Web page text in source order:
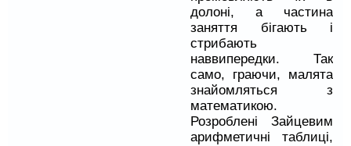
долоні, а частина
заняття бігають і
стрибають
наввипередки. Так
само, граючи, малята
знайомляться з
математикою.
Розроблені Зайцевим
арифметичні таблиці,